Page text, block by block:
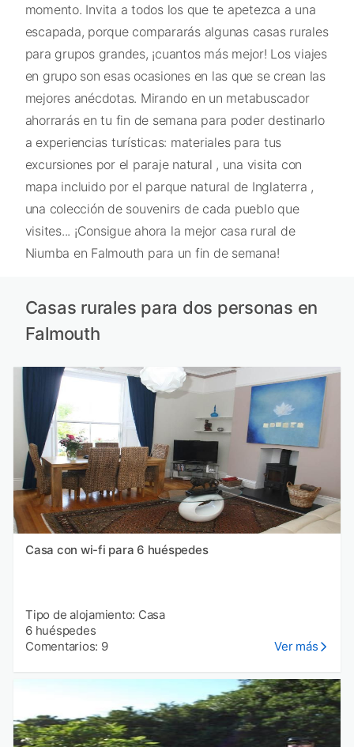
momento. Invita a todos los que te apetezca a una
escapada, porque compararás algunas casas rurales
para grupos grandes, ¡cuantos más mejor! Los viajes
en grupo son esas ocasiones en las que se crean las
mejores anécdotas. Mirando en un metabuscador
ahorrarás en tu fin de semana para poder destinarlo
a experiencias turísticas: materiales para tus
excursiones por el paraje natural , una visita con
mapa incluido por el parque natural de Inglaterra ,
una colección de souvenirs de cada pueblo que
visites... ¡Consigue ahora la mejor casa rural de
Niumba en Falmouth para un fin de semana!
Casas rurales para dos personas en
Falmouth
Casa con wi-fi para 6 huéspedes
Tipo de alojamiento: Casa
6 huéspedes
Comentarios: 9
Ver más